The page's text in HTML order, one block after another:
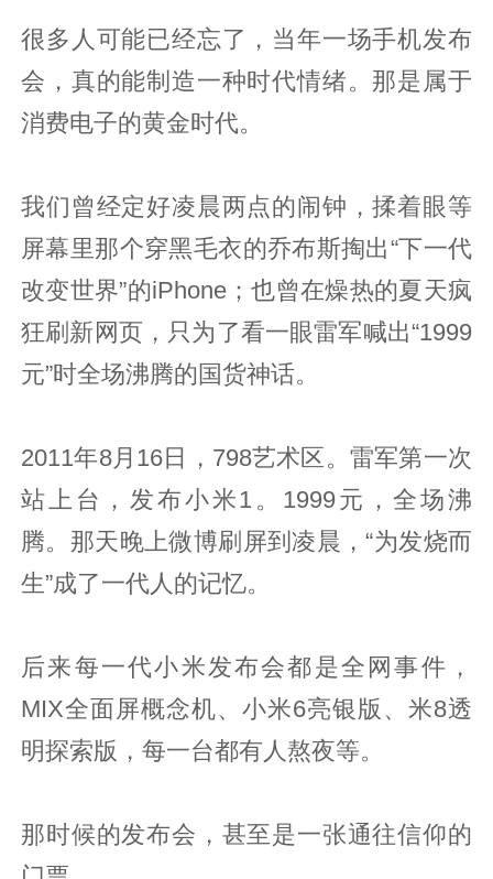
很多人可能已经忘了，当年一场手机发布
会，真的能制造一种时代情绪。那是属于
消费电子的黄金时代。
我们曾经定好凌晨两点的闹钟，揉着眼等
屏幕里那个穿黑毛衣的乔布斯掏出“下一代
改变世界”的iPhone；也曾在燥热的夏天疯
狂刷新网页，只为了看一眼雷军喊出“1999
元”时全场沸腾的国货神话。
2011年8月16日，798艺术区。雷军第一次
站上台，发布小米1。1999元，全场沸
腾。那天晚上微博刷屏到凌晨，“为发烧而
生”成了一代人的记忆。
后来每一代小米发布会都是全网事件，
MIX全面屏概念机、小米6亮银版、米8透
明探索版，每一台都有人熬夜等。
那时候的发布会，甚至是一张通往信仰的